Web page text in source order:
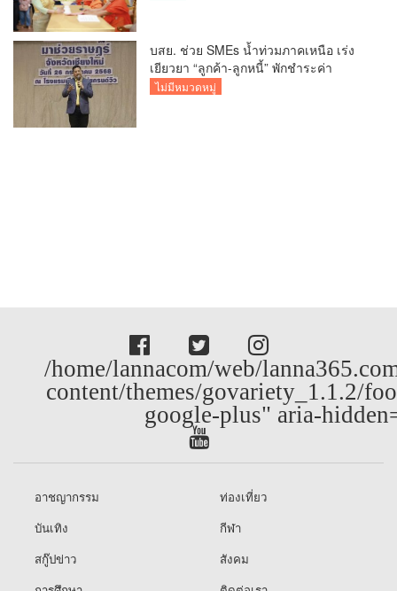
บสย. ช่วย SMEs น้ำท่วมภาคเหนือ เร่ง
เยียวยา “ลูกค้า-ลูกหนี้” พักชำระค่า
ธรรมเนียม-ค่างวด
ไม่มีหมวดหมู่
/home/lannacom/web/
content/themes/govariety_1.1.2/
google-plus" aria-
อาชญากรรม
ท่องเที่ยว
บันเทิง
กีฬา
สกู๊ปข่าว
สังคม